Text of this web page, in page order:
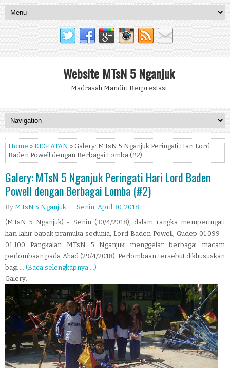
Website MTsN 5 Nganjuk
Madrasah Mandiri Berprestasi
Home » KEGIATAN » Galery: MTsN 5 Nganjuk Peringati Hari Lord
Baden Powell dengan Berbagai Lomba (#2)
Galery: MTsN 5 Nganjuk Peringati Hari Lord Baden
Powell dengan Berbagai Lomba (#2)
By MTsN 5 Nganjuk
Senin, April 30, 2018
(MTsN 5 Nganjuk) - Senin (30/4/2018), dalam rangka memperingati
hari lahir bapak pramuka sedunia, Lord Baden Powell, Gudep 01.099 -
01.100 Pangkalan MTsN 5 Nganjuk menggelar berbagai macam
perlombaan pada Ahad (29/4/2018). Perlombaan tersebut dikhususkan
bagi ... (Baca selengkapnya ...)
Galery: